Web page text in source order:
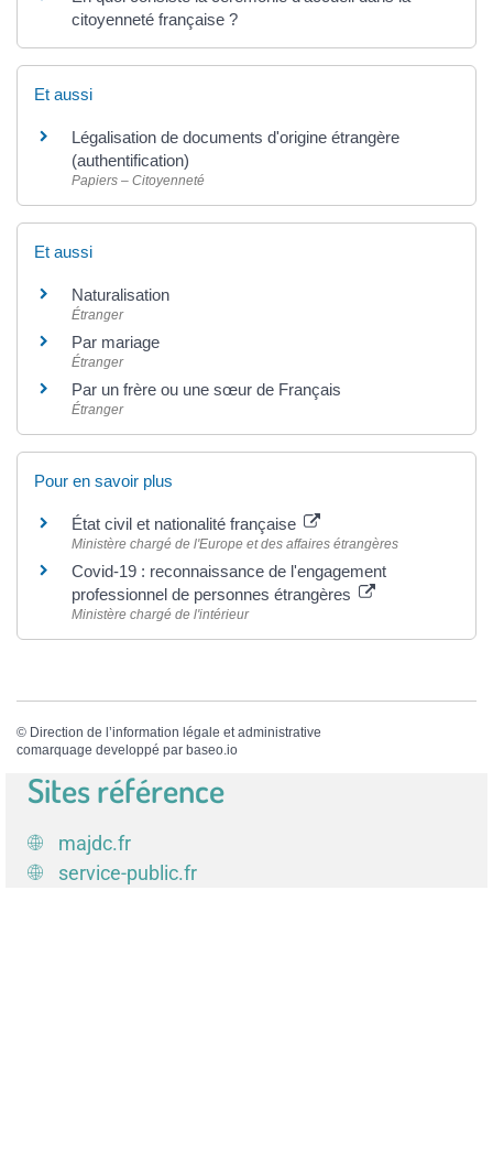
citoyenneté française ?
Et aussi
Légalisation de documents d'origine étrangère
(authentification)
Papiers – Citoyenneté
Et aussi
Naturalisation
Étranger
Par mariage
Étranger
Par un frère ou une sœur de Français
Étranger
Pour en savoir plus
État civil et nationalité française
Ministère chargé de l'Europe et des affaires étrangères
Covid-19 : reconnaissance de l'engagement
professionnel de personnes étrangères
Ministère chargé de l'intérieur
© Direction de l’information légale et administrative
comarquage developpé par baseo.io
Sites référence
majdc.fr
service-public.fr